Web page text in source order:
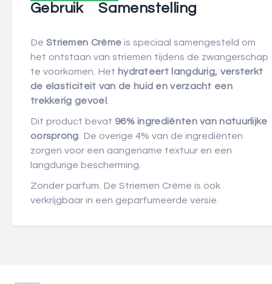
Gebruik
Samenstelling
De Striemen Crème is speciaal samengesteld om
het ontstaan van striemen tijdens de zwangerschap
te voorkomen. Het hydrateert langdurig, versterkt
de elasticiteit van de huid en verzacht een
trekkerig gevoel
Dit product bevat 96% ingrediënten van natuurlijke
oorsprong . De overige 4% van de ingrediënten
zorgen voor een aangename textuur en een
langdurige bescherming.
Zonder parfum. De Striemen Crème is ook
verkrijgbaar in een geparfumeerde versie.